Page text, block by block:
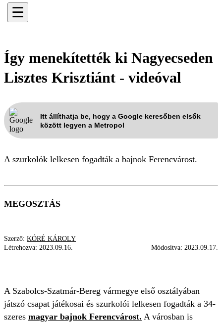
☰
Így menekítették ki Nagyecseden
Lisztes Krisztiánt - videóval
Itt állíthatja be, hogy a Google keresőben elsők
között legyen a Metropol
A szurkolók lelkesen fogadták a bajnok Ferencvárost.
MEGOSZTÁS
Szerző: KÓRÉ KÁROLY
Létrehozva: 2023.09.16. Módosítva: 2023.09.17.
A Szabolcs-Szatmár-Bereg vármegye első osztályában
játszó csapat játékosai és szurkolói lelkesen fogadták a 34-
szeres magyar bajnok Ferencvárost. A városban is